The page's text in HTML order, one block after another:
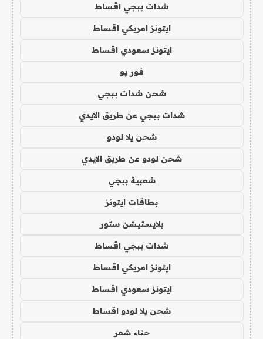
شدات ببجي اقساط
ايتونز امريكي اقساط
ايتونز سعودي اقساط
فور يو
شحن شدات ببجي
شدات ببجي عن طريق الايدي
شحن يلا لودو
شحن لودو عن طريق الايدي
شعبية ببجي
بطاقات ايتونز
بلايستيشن ستور
شدات ببجي اقساط
ايتونز امريكي اقساط
ايتونز سعودي اقساط
شحن يلا لودو اقساط
حناء شعر